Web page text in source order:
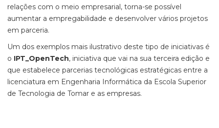
relações com o meio empresarial, torna-se possível
aumentar a empregabilidade e desenvolver vários projetos
em parceria.
Um dos exemplos mais ilustrativo deste tipo de iniciativas é
o IPT_OpenTech, iniciativa que vai na sua terceira edição e
que estabelece parcerias tecnológicas estratégicas entre a
licenciatura em Engenharia Informática da Escola Superior
de Tecnologia de Tomar e as empresas.